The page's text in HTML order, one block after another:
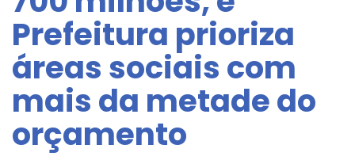
Arujá promove 2º encontro da Jornada de
Conhecimento em Bem-Estar Animal no Parque
dos Ipês
Arujá terá novo posto para emissão do Cartão
TOP
Prefeitura prioriza
áreas sociais com
mais da metade do
orçamento